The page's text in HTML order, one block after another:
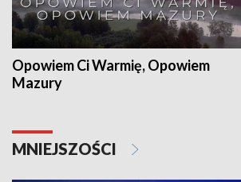
Opowiem Ci Warmię, Opowiem
Mazury
MNIEJSZOŚCI